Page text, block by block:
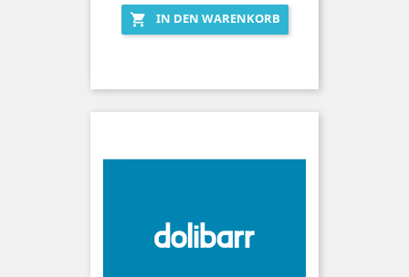

IN DEN WARENKORB